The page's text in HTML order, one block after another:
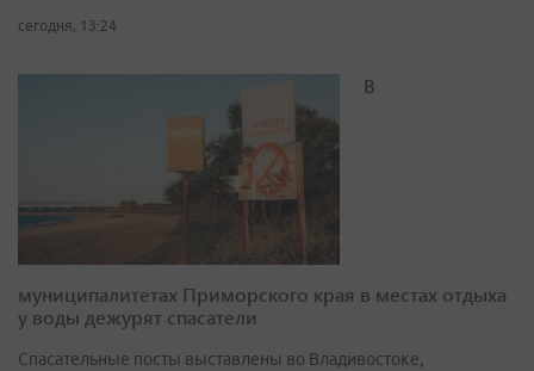
сегодня, 13:24
В
муниципалитетах Приморского края в местах отдыха
у воды дежурят спасатели
Спасательные посты выставлены во Владивостоке,